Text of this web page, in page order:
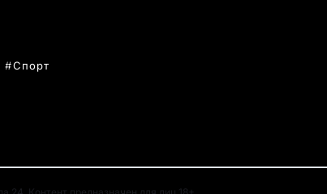
Спорт
Контент предназначен для лиц 18+.